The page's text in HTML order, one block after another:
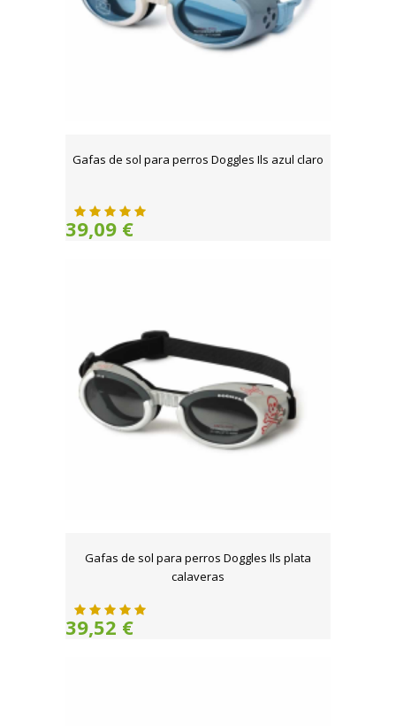
Gafas de sol para perros Doggles Ils azul claro
39,09 €
Gafas de sol para perros Doggles Ils plata
calaveras
39,52 €